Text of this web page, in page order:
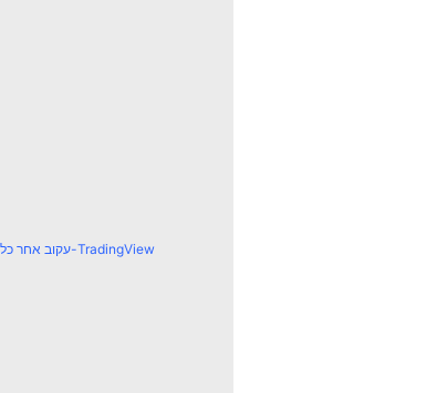
עקוב אחר כל השווקים ב-TradingView